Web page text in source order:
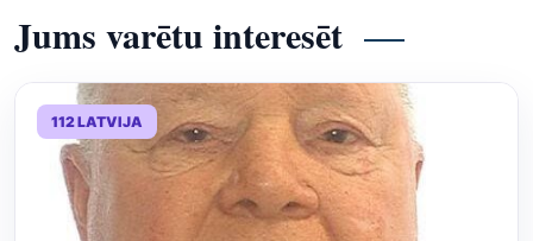
Jums varētu interesēt
112 LATVIJA